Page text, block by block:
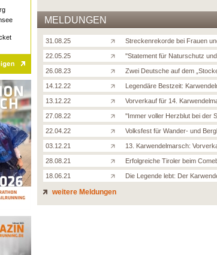
MELDUNGEN
31.08.25 Streckenrekorde bei Frauen
22.05.25 ''Statement für Naturschutz
26.08.23 Zwei Deutsche auf dem
14.12.22 Legendäre Bestzeit:
13.12.22 Vorverkauf für 14.
27.08.22 ''Immer voller Herzblut bei der
22.04.22 Volksfest für Wander- und
03.12.21 13. Karwendelmarsch:
28.08.21 Erfolgreiche Tiroler beim
18.06.21 Die Legende lebt: Der
weitere Meldungen